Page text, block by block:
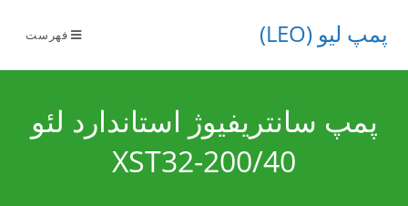
پمپ لیو (LEO) فهرست
پمپ سانتریفیوژ استاندارد لئو
XST32-200/40